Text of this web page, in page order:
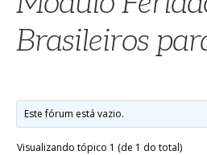
Brasileiros
Este fórum está vazio.
Visualizando tópico 1 (de 1 do total)